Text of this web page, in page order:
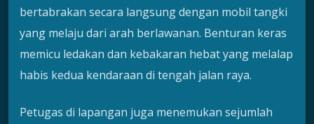
bertabrakan secara langsung dengan mobil tangki
yang melaju dari arah berlawanan. Benturan keras
memicu ledakan dan kebakaran hebat yang melalap
habis kedua kendaraan di tengah jalan raya.
Petugas di lapangan juga menemukan sejumlah